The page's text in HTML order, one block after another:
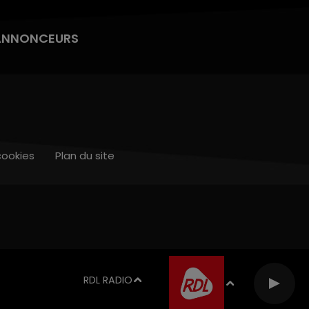
RDL RADIO
Plan du site